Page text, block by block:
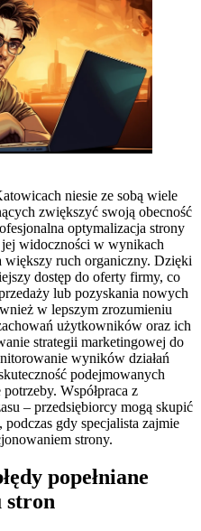
niesie ze sobą wiele
zwiększyć swoją obecność
optymalizacja strony
widoczności w wynikach
większy ruch organiczny. Dzięki
dostęp do oferty firmy, co
lub pozyskania nowych
w lepszym zrozumieniu
użytkowników oraz ich
strategii marketingowej do
wyników działań
podejmowanych
Współpraca z
– przedsiębiorcy mogą skupić
gdy specjalista zajmie
strony.
popełniane
stron